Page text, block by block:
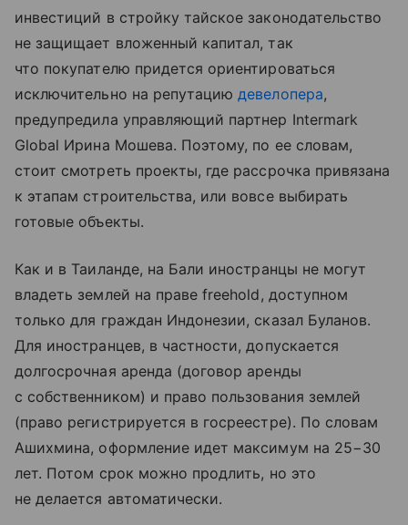
инвестиций в стройку тайское законодательство
не защищает вложенный капитал, так
что покупателю придется ориентироваться
исключительно на репутациюдевелопера,
предупредила управляющий партнер Intermark
Global Ирина Мошева. Поэтому, по ее словам,
стоит смотреть проекты, где рассрочка привязана
к этапам строительства, или вовсе выбирать
готовые объекты.
Как и в Таиланде, на Бали иностранцы не могут
владеть землей на праве freehold, доступном
только для граждан Индонезии, сказал Буланов.
Для иностранцев, в частности, допускается
долгосрочная аренда (договор аренды
с собственником) и право пользования землей
(право регистрируется в госреестре). По словам
Ашихмина, оформление идет максимум на 25−30
лет. Потом срок можно продлить, но это
не делается автоматически.